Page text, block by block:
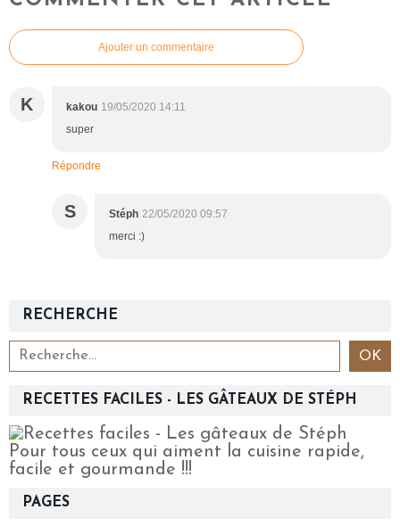
Ajouter un commentaire
K kakou 19/05/2020 14:11
super
Répondre
S Stéph 22/05/2020 09:57
merci :)
RECHERCHE
RECETTES FACILES - LES GÂTEAUX DE STÉPH
Pour tous ceux qui aiment la cuisine rapide,
facile et gourmande !!!
PAGES